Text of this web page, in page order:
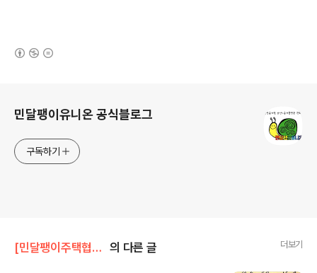
민달팽이유니온 공식블로그
구독하기
[민달팽이주택협동조합]/* 달팽이집 살이 의 다른 글 더보기